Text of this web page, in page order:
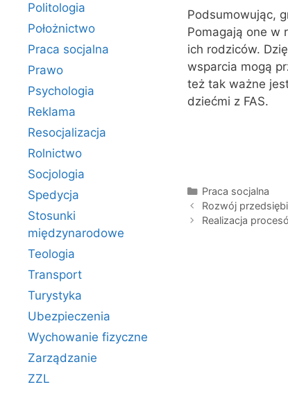
Podsumowując,
Pomagają one w
ich rodziców.
wsparcia mogą
też tak ważne
dziećmi z FAS.
Kategorie
Praca socjalna
Rozwój
Realizacja
Politologia
Położnictwo
Praca socjalna
Prawo
Psychologia
Reklama
Resocjalizacja
Rolnictwo
Socjologia
Spedycja
Stosunki
międzynarodowe
Teologia
Transport
Turystyka
Ubezpieczenia
Wychowanie fizyczne
Zarządzanie
ZZL